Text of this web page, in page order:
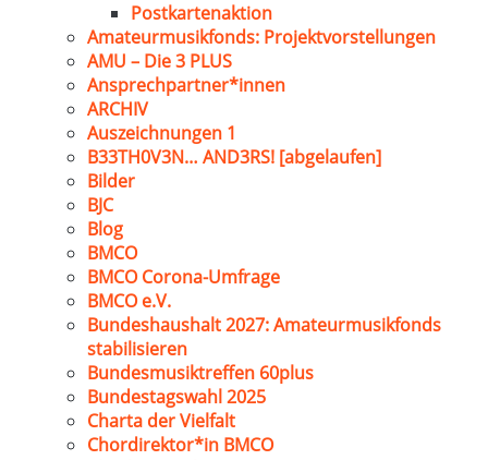
Postkartenaktion
Amateurmusikfonds: Projektvorstellungen
AMU – Die 3 PLUS
Ansprechpartner*innen
ARCHIV
Auszeichnungen 1
B33TH0V3N… AND3RS! [abgelaufen]
Bilder
BJC
Blog
BMCO
BMCO Corona-Umfrage
BMCO e.V.
Bundeshaushalt 2027: Amateurmusikfonds
stabilisieren
Bundesmusiktreffen 60plus
Bundestagswahl 2025
Charta der Vielfalt
Chordirektor*in BMCO